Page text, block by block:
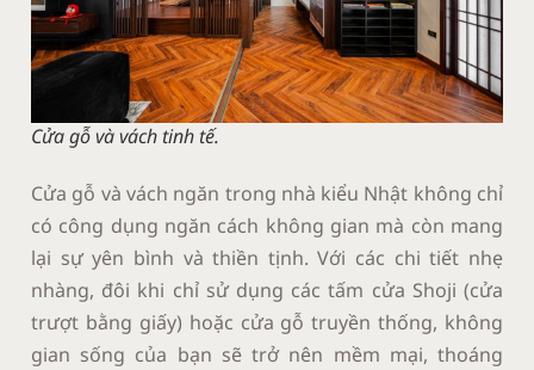
Cửa gỗ và vách tinh tế.
Cửa gỗ và vách ngăn trong nhà kiểu Nhật không chỉ
có công dụng ngăn cách không gian mà còn mang
lại sự yên bình và thiền tịnh. Với các chi tiết nhẹ
nhàng, đôi khi chỉ sử dụng các tấm cửa Shoji (cửa
trượt bằng giấy) hoặc cửa gỗ truyền thống, không
gian sống của bạn sẽ trở nên mềm mại, thoáng